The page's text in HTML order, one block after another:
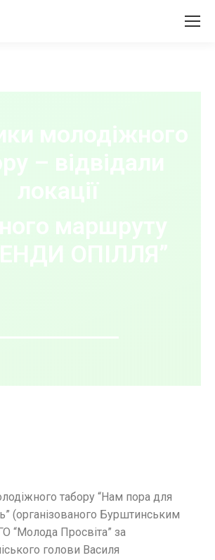
маршруту
ОПІЛЛЯ”
табору “Нам пора для
(організованого Бурштинським
“Молода Просвіта” за
голови Василя